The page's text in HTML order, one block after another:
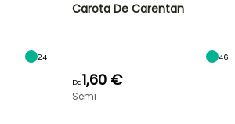
24
Carota De Carentan
46
Da1,60 €
Semi